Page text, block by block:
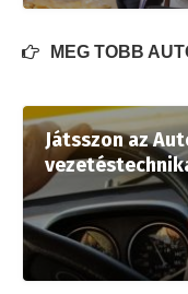
MÉG TÖBB
Játsszon az